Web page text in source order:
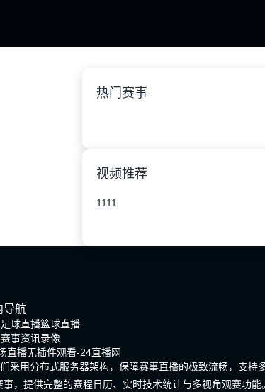
热门赛事
视频推荐
1111
导航
足球直播篮球直播
事资讯录像
直播无插件观看-24直播网
采用分布式服务器架构，保障赛事直播的极致流畅，支持
，提供完整的赛程日历、实时技术统计与多视角观赛功能